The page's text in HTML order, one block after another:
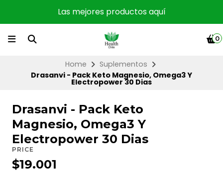
Las mejores productos aquí
0
Home
Suplementos
Drasanvi - Pack Keto Magnesio, Omega3 Y
Electropower 30 Dias
Drasanvi - Pack Keto
Magnesio, Omega3 Y
Electropower 30 Dias
PRICE
$19.001